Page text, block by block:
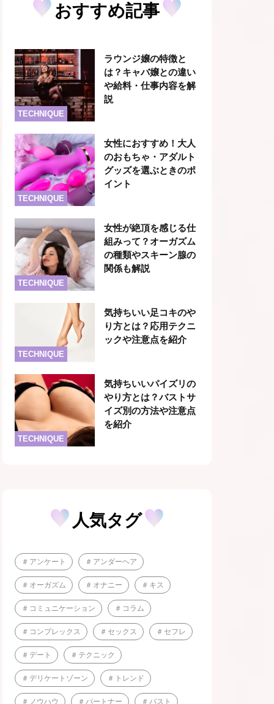
おすすめ記事
TECHNIQUE
ラウンジ嬢の特徴と
は？キャバ嬢との違い
や給料・仕事内容を解
説
TECHNIQUE
女性におすすめ！大人
のおもちゃ・アダルト
グッズを選ぶときのポ
イント
TECHNIQUE
女性が絶頂を感じる仕
組みって？オーガズム
の種類やスキーン腺の
関係も解説
TECHNIQUE
気持ちいい足コキのや
り方とは？応用テクニ
ックや注意点を紹介
TECHNIQUE
気持ちいいパイズリの
やり方とは？バストサ
イズ別の方法や注意点
を紹介
人気タグ
アンケート アンダーヘア
オーガズム オナニー キス
コミュニケーション コラム
コンプレックス セックス セフレ
デート テクニック
デリケートゾーン トレンド
ノウハウ パートナー バスト